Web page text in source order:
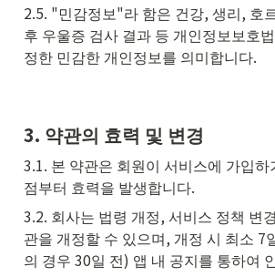
2.5. "민감정보"라 함은 건강, 생리, 호
후 우울증 검사 결과 등 개인정보보호
정한 민감한 개인정보를 의미합니다.
3. 약관의 효력 및 변경
3.1. 본 약관은 회원이 서비스에 가입하
점부터 효력을 발생합니다.
3.2. 회사는 법령 개정, 서비스 정책 변
관을 개정할 수 있으며, 개정 시 최소 7
의 경우 30일 전) 앱 내 공지를 통하여